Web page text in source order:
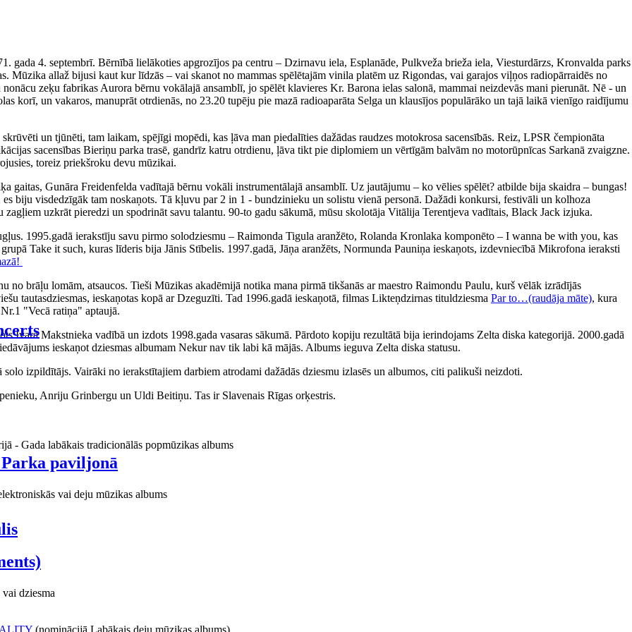
paviljonā
gada 4. septembrī. Bērnībā lielākoties apgrozījos pa centru – Dzirnavu iela, Esplanāde, Pulkveža brieža iela, Viesturdārzs, Kronvalda parks
Mūzika allaž bijusi kaut kur līdzās – vai skanot no mammas spēlētajām vinila platēm uz Rigondas, vai garajos viļņos radiopārraidēs no
zeķu fabrikas Aurora bērnu vokālajā ansamblī, jo spēlēt klavieres Kr. Barona ielas salonā, mammai neizdevās mani pierunāt. Nē - un
korī, un vakaros, manuprāt otrdienās, no 23.20 tupēju pie mazā radioaparāta Selga un klausījos populārāko un tajā laikā vienīgo raidījumu
un tjūnēti, tam laikam, spējīgi mopēdi, kas ļāva man piedalīties dažādas raudzes motokrosa sacensībās. Reiz, LPSR čempionāta
sacensības Bieriņu parka trasē, gandrīz katru otrdienu, ļāva tikt pie diplomiem un vērtīgām balvām no motorūpnīcas Sarkanā zvaigzne.
toreiz priekšroku devu mūzikai.
gaitas, Gunāra Freidenfelda vadītajā bērnu vokāli instrumentālajā ansamblī. Uz jautājumu – ko vēlies spēlēt? atbilde bija skaidra – bungas!
biju visdedzīgāk tam noskaņots. Tā kļuvu par 2 in 1 - bundzinieku un solistu vienā personā. Dažādi konkursi, festivāli un kolhoza
uzkrāt pieredzi un spodrināt savu talantu. 90-to gadu sākumā, mūsu skolotāja Vitālija Terentjeva vadītais, Black Jack izjuka.
1995.gadā ierakstīju savu pirmo solodziesmu – Raimonda Tigula aranžēto, Rolanda Kronlaka komponēto – I wanna be with you, kas
Take it such, kuras līderis bija Jānis Stībelis. 1997.gadā, Jāņa aranžēts, Normunda Pauniņa ieskaņots, izdevniecībā Mikrofona ieraksti
brāļu lomām, atsaucos. Tieši Mūzikas akadēmijā notika mana pirmā tikšanās ar maestro Raimondu Paulu, kurš vēlāk izrādījās
tautasdziesmas, ieskaņotas kopā ar Dzeguzīti. Tad 1996.gadā ieskaņotā, filmas Likteņdzirnas tituldziesma Par to…(raudāja māte), kura
"Vecā ratiņa" aptaujā.
Ivara Makstnieka vadībā un izdots 1998.gada vasaras sākumā. Pārdoto kopiju rezultātā bija ierindojams Zelta diska kategorijā. 2000.gadā
ieskaņot dziesmas albumam Nekur nav tik labi kā mājās. Albums ieguva Zelta diska statusu.
izpildītājs. Vairāki no ierakstītajiem darbiem atrodami dažādās dziesmu izlasēs un albumos, citi palikuši neizdoti.
Anriju Grinbergu un Uldi Beitiņu. Tas ir Slavenais Rīgas orķestris.
- Gada labākais tradicionālās popmūzikas albums
vai deju mūzikas albums
dziesma
(nominācijā Labākais deju mūzikas albums)